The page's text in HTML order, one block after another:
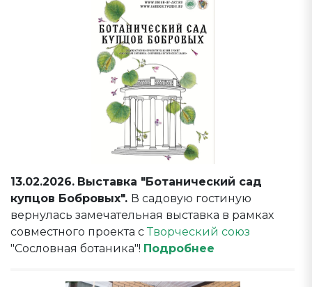
13.02.2026. Выставка "Ботанический сад
купцов Бобровых". В садовую гостиную
вернулась замечательная выставка в рамках
совместного проекта сТворческий союз
"Сословная ботаника"! Подробнее